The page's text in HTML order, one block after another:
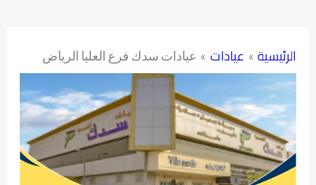
الرئيسية عيادات عيادات سدك فرع العليا الرياض